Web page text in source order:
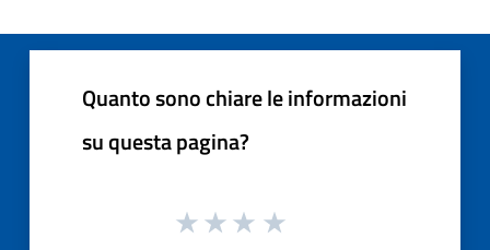
Quanto sono chiare le informazioni
su questa pagina?